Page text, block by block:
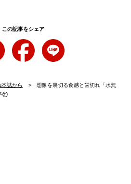
この記事をシェア
誌から
想像を裏切る食感と歯切れ「水無
㉑